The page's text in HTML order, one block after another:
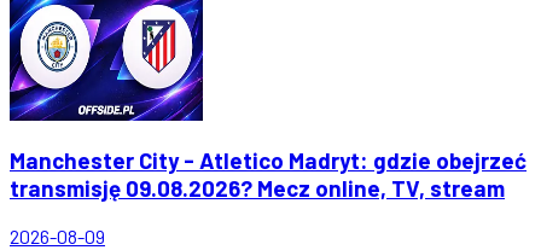
Manchester City - Atletico Madryt: gdzie obejrzeć
transmisję 09.08.2026? Mecz online, TV, stream
2026-08-09